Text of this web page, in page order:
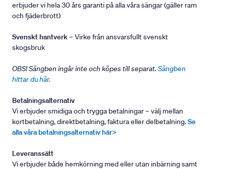
erbjuder vi hela 30 års garanti på alla våra sängar (gäller ram
och fjäderbrott)
Svenskt hantverk– Virke från ansvarsfullt svenskt
skogsbruk
OBS! Sängben ingår inte och köpes till separat. Sängben
hittar du här.
Betalningsalternativ
Vi erbjuder smidiga och trygga betalningar – välj mellan
kortbetalning, direktbetalning, faktura eller delbetalning.Se
alla våra betalningsalternativ här>
Leveranssätt
Vi erbjuder både hemkörning med eller utan inbärning samt